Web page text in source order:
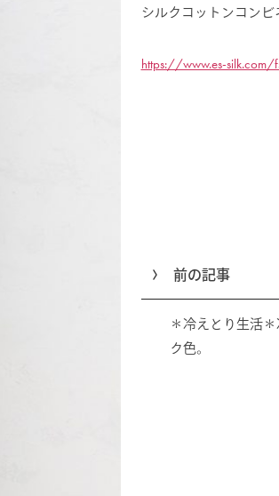
シルクコットンコンビ
https://www.es-
前の記事
＊冷えとり生活
ク色。